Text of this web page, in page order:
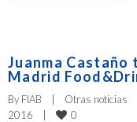
Juanma
Madrid
By FIAB | Otras noticias
2016
| 0